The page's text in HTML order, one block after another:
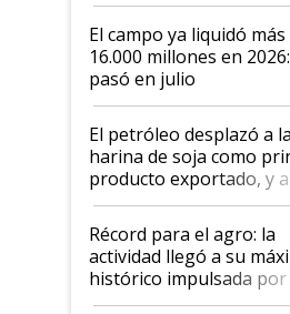
El campo ya liquidó más
16.000 millones en
pasó en julio
El petróleo desplazó a la
harina de soja como
producto exportado, y
el agro aportó casi seis
diez dólares y sostuvo el
liderazgo en un semestre
récord
Récord para el agro: la
actividad llegó a su
histórico impulsada por
cosecha y las